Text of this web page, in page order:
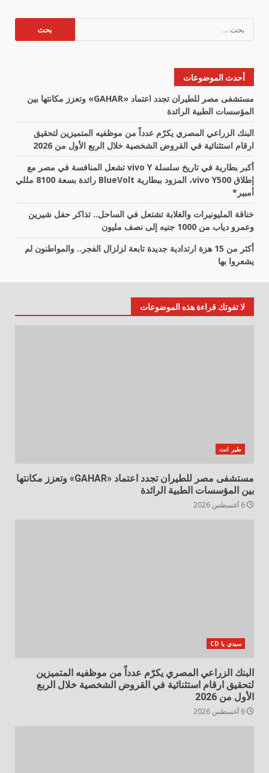
عن:
أحدث الموضوعات
مستشفى مصر للطيران تجدد اعتماد «GAHAR» وتعزز مكانتها بين
المؤسسات الطبية الرائدة
البنك الزراعي المصري يكرّم عدداً من موظفيه المتميزين لتحقيق
ارقام استثنائية في القروض الشخصية خلال الربع الأول من 2026
أكبر بطارية في تاريخ سلسلة vivo Y تشعل المنافسة في مصر مع
إطلاق vivo Y500، المزود ببطارية BlueVolt رائدة بسعة 8100 مللي
أمبير*
خناقة المليونيرات والغلابة تشتعل في الساحل.. تذاكر حفل شيرين
وعمرو دياب من 1000 جنيه إلى نصف مليون
أكثر من 15 هزة ارتدادية جديدة تابعة لزلزال الفجر.. والمواطنون لم
يشعروا بها
لا تفوتك قراءة هذه الموضوعات
طير انت
مستشفى مصر للطيران تجدد اعتماد «GAHAR» وتعزز مكانتها
بين المؤسسات الطبية الرائدة
سيدي يا CD
البنك الزراعي المصري يكرّم عدداً من موظفيه المتميزين
لتحقيق ارقام استثنائية في القروض الشخصية خلال الربع
الأول من 2026